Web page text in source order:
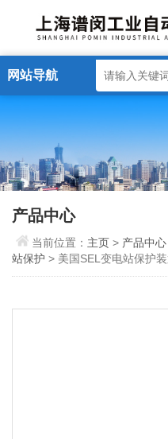
网站导航
产品中心
当前位置： 主页> 产品中心
站保护 > 美国SEL变电站保护